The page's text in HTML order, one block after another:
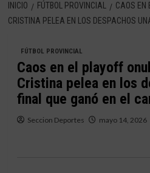
INICIO FÚTBOL PROVINCIAL
CAOS EN
CRISTINA PELEA EN LOS DESPACHOS
FÚTBOL PROVINCIAL
Caos en el playoff
Cristina pelea en los
final que ganó en el
Seccion Deportes mayo 14, 2026